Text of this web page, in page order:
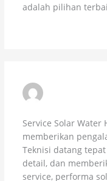
adalah pilihan
Service Solar Water
memberikan
Teknisi datang
detail, dan
service, performa